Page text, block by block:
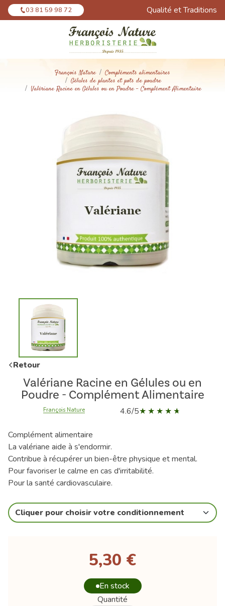
03 81 59 98 72 Qualité et Traditions
François Nature
Compléments alimentaires
Gélules de plantes et pots de poudre
Valériane Racine en Gélules ou en Poudre - Complément Alimentaire
Retour
Valériane Racine en Gélules ou en
Poudre - Complément Alimentaire
François Nature 4.6/5
Complément alimentaire
La valériane aide à s'endormir.
Contribue à récupérer un bien-être physique et mental.
Pour favoriser le calme en cas d'irritabilité.
Pour la santé cardiovasculaire.
Cliquer pour choisir votre conditionnement
5,30 €
En stock
Quantité
Panneau de gestion des cookies